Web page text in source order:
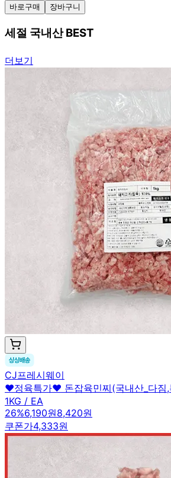
바로구매 장바구니
세절 국내산 BEST
더보기
CJ프레시웨이
♥정육특가♥ 돈잡육민찌(국내산_다짐,
1KG / EA
26%6,190원8,420원
쿠폰가4,333원